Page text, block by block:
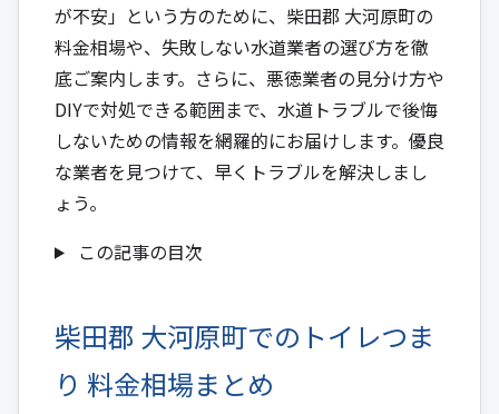
が不安」という方のために、柴田郡 大河原町の
料金相場や、失敗しない水道業者の選び方を徹
底ご案内します。さらに、悪徳業者の見分け方や
DIYで対処できる範囲まで、水道トラブルで後悔
しないための情報を網羅的にお届けします。優良
な業者を見つけて、早くトラブルを解決しまし
ょう。
この記事の目次
柴田郡 大河原町でのトイレつま
り 料金相場まとめ